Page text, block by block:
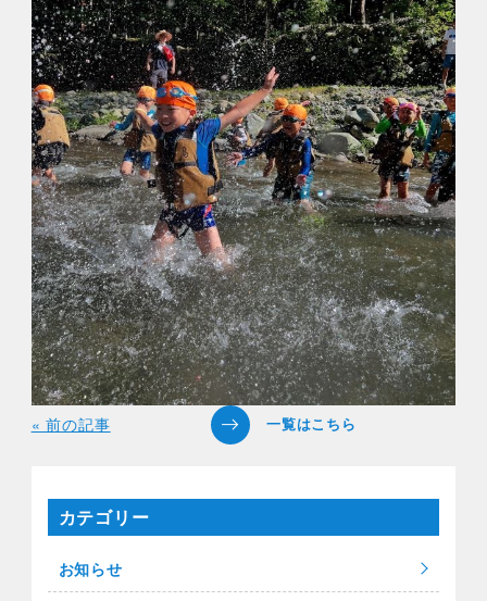
« 前の記事
カテゴリー
お知らせ